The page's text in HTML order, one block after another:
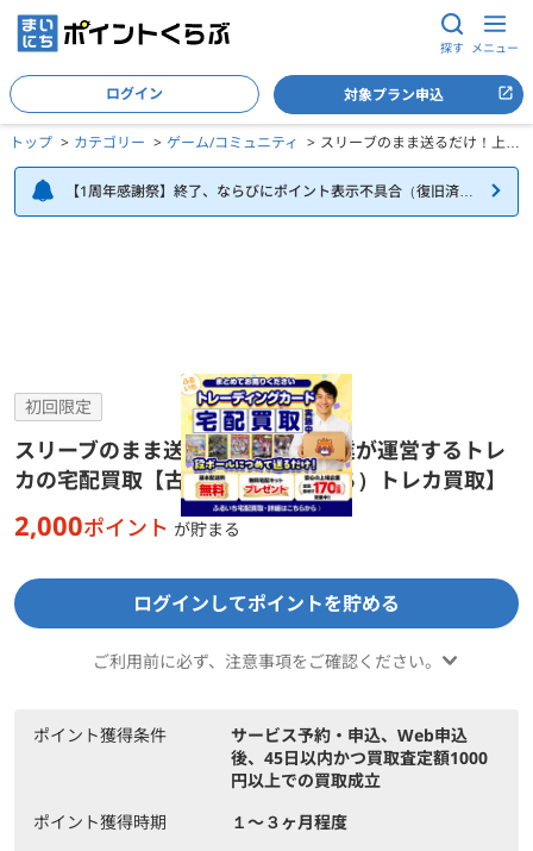
探す メニュー
ログイン 対象プラン申込
トップ カテゴリー ゲーム/コミュニティ
スリーブのまま送るだけ！上場
取【古本市場（ふるいち）トレ
カ買取】
【1周年感謝祭】終了、ならびにポイント表示不具合（復旧済
初回限定
スリーブのまま送るだけ！上場企業が運営するトレ
カの宅配買取【古本市場（ふるいち）トレカ買取】
2,000ポイント が貯まる
ログインしてポイントを貯める
ご利用前に必ず、注意事項をご確認ください。
ポイント獲得条件
サービス予約・申込、Web申込
後、45日以内かつ買取査定額1000
円以上での買取成立
ポイント獲得時期
１〜３ヶ月程度